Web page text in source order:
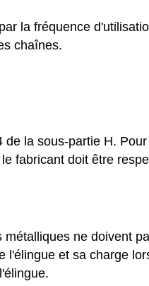
la fréquence
chaînes.
la sous-partie H.
fabricant doit être
ne doivent
et sa charge